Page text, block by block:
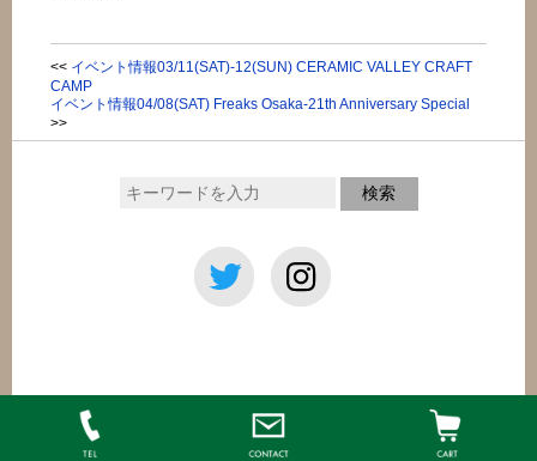
<< イベント情報03/11(SAT)-12(SUN) CERAMIC VALLEY CRAFT
CAMP
イベント情報04/08(SAT) Freaks Osaka-21th Anniversary Special
>>